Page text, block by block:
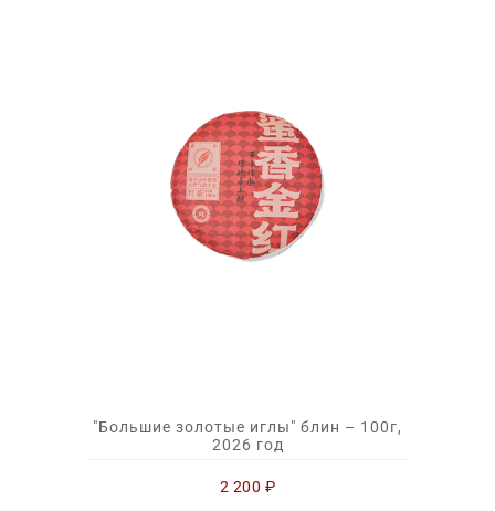
"Большие золотые иглы" блин – 100г,
2026 год
2 200 ₽